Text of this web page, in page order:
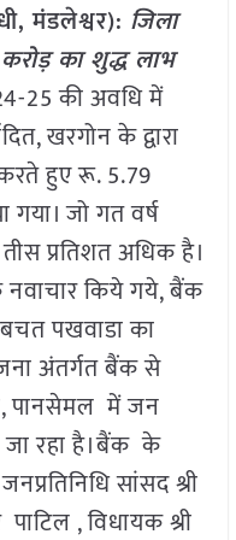
मंडलेश्वर): जिला
का शुद्ध लाभ
25 की अवधि में
खरगोन के द्वारा
हुए रू. 5.79
गया। जो गत वर्ष
प्रतिशत अधिक है।
नवाचार किये गये, बैंक
पखवाडा का
अंतर्गत बैंक से
पानसेमल में जन
जा रहा है।बैंक के
सांसद श्री
पाटिल , विधायक श्री